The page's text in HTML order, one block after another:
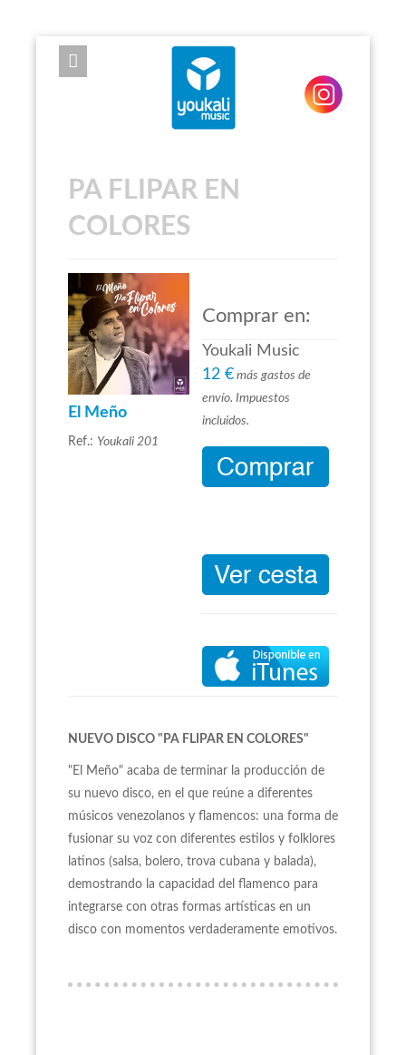
EXPOSE FRAMEWORK FOR JOOMLA 2.5 AND 3.0+
PA FLIPAR EN
COLORES
El Meño
Ref.: Youkali 201
Comprar en:
Youkali Music
12 € más gastos de
envío. Impuestos
incluidos.
NUEVO DISCO "PA FLIPAR EN COLORES"
"El Meño" acaba de terminar la producción de
su nuevo disco, en el que reúne a diferentes
músicos venezolanos y flamencos: una forma de
fusionar su voz con diferentes estilos y folklores
latinos (salsa, bolero, trova cubana y balada),
demostrando la capacidad del flamenco para
integrarse con otras formas artísticas en un
disco con momentos verdaderamente emotivos.